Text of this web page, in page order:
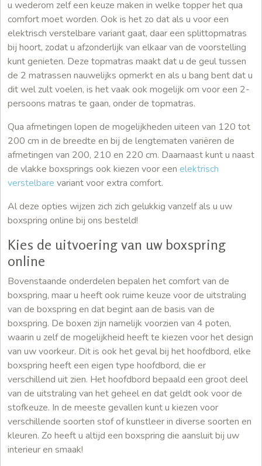
u wederom zelf een keuze maken in welke topper het qua
comfort moet worden. Ook is het zo dat als u voor een
elektrisch verstelbare variant gaat, daar een splittopmatras
bij hoort, zodat u afzonderlijk van elkaar van de voorstelling
kunt genieten. Deze topmatras maakt dat u de geul tussen
de 2 matrassen nauwelijks opmerkt en als u bang bent dat u
dit wel zult voelen, is het vaak ook mogelijk om voor een 2-
persoons matras te gaan, onder de topmatras.
Qua afmetingen lopen de mogelijkheden uiteen van 120 tot
200 cm in de breedte en bij de lengtematen variëren de
afmetingen van 200, 210 en 220 cm. Daarnaast kunt u naast
de vlakke boxsprings ook kiezen voor een elektrisch
verstelbare variant voor extra comfort.
Al deze opties wijzen zich zich gelukkig vanzelf als u uw
boxspring online bij ons besteld!
Kies de uitvoering van uw boxspring
online
Bovenstaande onderdelen bepalen het comfort van de
boxspring, maar u heeft ook ruime keuze voor de uitstraling
van de boxspring en dat begint aan de basis van de
boxspring. De boxen zijn namelijk voorzien van 4 poten,
waarin u zelf de mogelijkheid heeft te kiezen voor het design
van uw voorkeur. Dit is ook het geval bij het hoofdbord, elke
boxspring heeft een eigen type hoofdbord, die er
verschillend uit zien. Het hoofdbord bepaald een groot deel
van de uitstraling van het geheel en dat geldt ook voor de
stofkeuze. In de meeste gevallen kunt u kiezen voor
verschillende soorten stof of kunstleer in diverse soorten en
kleuren. Zo heeft u altijd een boxspring die aansluit bij uw
interieur en smaak!